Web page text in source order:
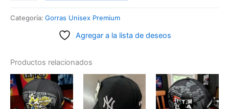
cantidad
Categoría: Gorras Unisex Premium
Agregar a la lista de deseos
Productos relacionados